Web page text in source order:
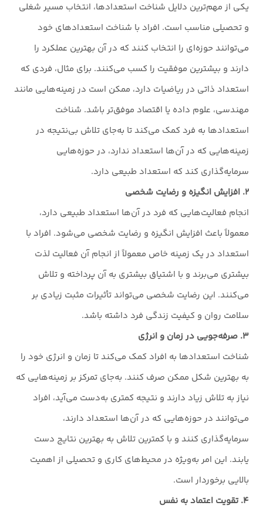
یکی از مهم‌ترین دلایل شناخت استعدادها، انتخاب مسیر شغلی
و تحصیلی مناسب است. افراد با شناخت استعدادهای خود
می‌توانند حوزه‌ای را انتخاب کنند که در آن بهترین عملکرد را
دارند و بیشترین موفقیت را کسب می‌کنند. برای مثال، فردی که
استعداد ذاتی در ریاضیات دارد، ممکن است در زمینه‌هایی مانند
مهندسی، علوم داده یا اقتصاد موفق‌تر باشد. شناخت
استعدادها به فرد کمک می‌کند تا به‌جای تلاش بی‌نتیجه در
زمینه‌هایی که در آن‌ها استعداد ندارد، در حوزه‌هایی
سرمایه‌گذاری کند که استعداد طبیعی دارد.
۲. افزایش انگیزه و رضایت شخصی
انجام فعالیت‌هایی که فرد در آن‌ها استعداد طبیعی دارد،
معمولاً باعث افزایش انگیزه و رضایت شخصی می‌شود. افراد با
استعداد در یک زمینه خاص معمولاً از انجام آن فعالیت لذت
بیشتری می‌برند و با اشتیاق بیشتری به آن پرداخته و تلاش
می‌کنند. این رضایت شخصی می‌تواند تأثیرات مثبت زیادی بر
سلامت روان و کیفیت زندگی فرد داشته باشد.
۳. صرفه‌جویی در زمان و انرژی
شناخت استعدادها به افراد کمک می‌کند تا زمان و انرژی خود را
به بهترین شکل ممکن صرف کنند. به‌جای تمرکز بر زمینه‌هایی که
نیاز به تلاش زیاد دارند و نتیجه کمتری به‌دست می‌آید، افراد
می‌توانند در حوزه‌هایی که در آن‌ها استعداد دارند،
سرمایه‌گذاری کنند و با کمترین تلاش به بهترین نتایج دست
یابند. این امر به‌ویژه در محیط‌های کاری و تحصیلی از اهمیت
بالایی برخوردار است.
۴. تقویت اعتماد به نفس